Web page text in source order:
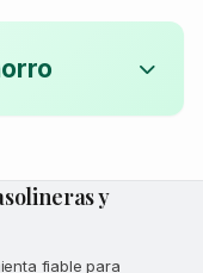
y
fiable para